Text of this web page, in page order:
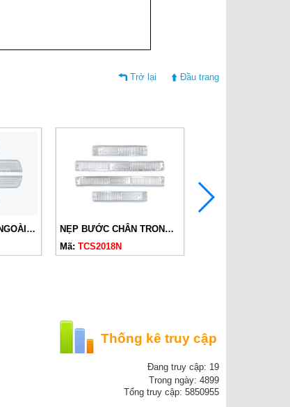
Trở lại Đầu trang
NẸP BƯỚC CHÂN NGOÀI TUCSON 2020 INOX
NẸP BƯỚC CHÂN TRONG TUCSON 2020 INOX
Mã: TCS2018N
Thống kê truy cập
Đang truy cập: 19
Trong ngày: 4899
Tổng truy cập: 5850955